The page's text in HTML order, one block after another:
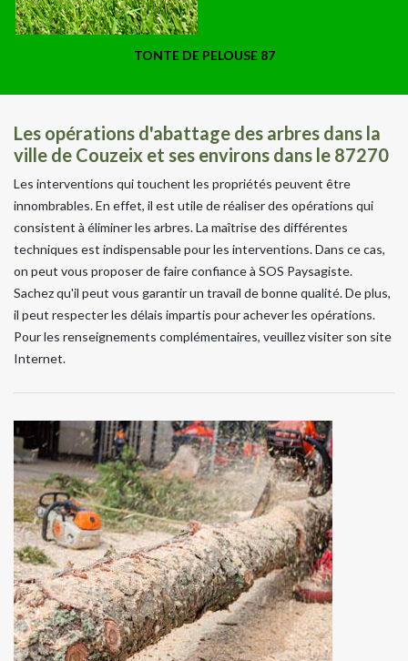
TONTE DE PELOUSE 87
Les opérations d'abattage des arbres dans la
ville de Couzeix et ses environs dans le 87270
Les interventions qui touchent les propriétés peuvent être
innombrables. En effet, il est utile de réaliser des opérations qui
consistent à éliminer les arbres. La maîtrise des différentes
techniques est indispensable pour les interventions. Dans ce cas,
on peut vous proposer de faire confiance à SOS Paysagiste.
Sachez qu'il peut vous garantir un travail de bonne qualité. De plus,
il peut respecter les délais impartis pour achever les opérations.
Pour les renseignements complémentaires, veuillez visiter son site
Internet.